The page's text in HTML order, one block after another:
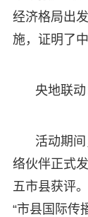
经济格局出
施，证明了
央地联
活动期
络伙伴正式
五市县获评
“市县国际传